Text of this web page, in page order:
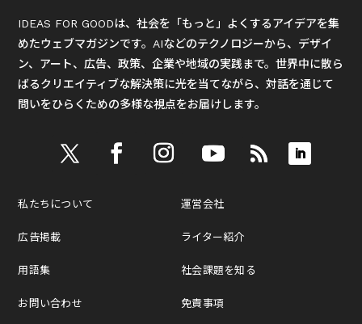
IDEAS FOR GOODは、社会を「もっと」よくするアイデアを集
めたウェブマガジンです。AIなどのテクノロジーから、デザイ
ン、アート、広告、政策、企業や地域の実践まで。世界中に散ら
ばるクリエイティブな解決策に光を当てながら、対話を通じて
問いをひらくための多様な視点をお届けします。
私たちについて
広告掲載
用語集
お問い合わせ
運営会社
ライター紹介
社会課題を知る
免責事項